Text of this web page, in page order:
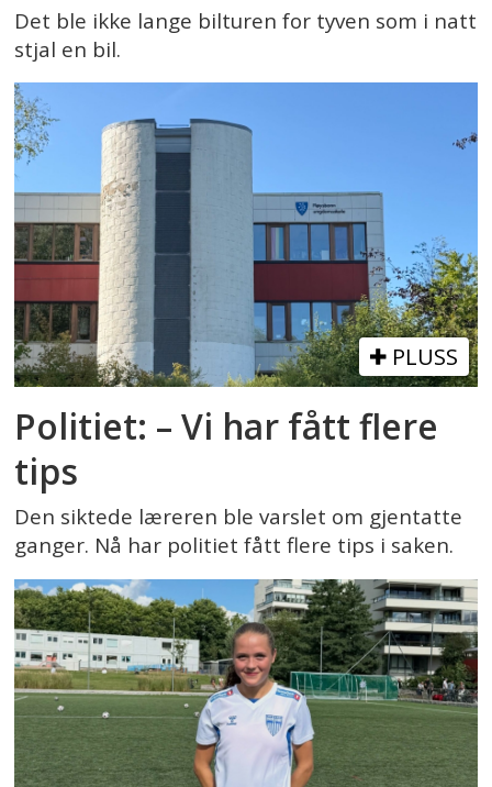
Det ble ikke lange bilturen for tyven som i natt
stjal en bil.
PLUSS
Politiet: – Vi har fått flere
tips
Den siktede læreren ble varslet om gjentatte
ganger. Nå har politiet fått flere tips i saken.